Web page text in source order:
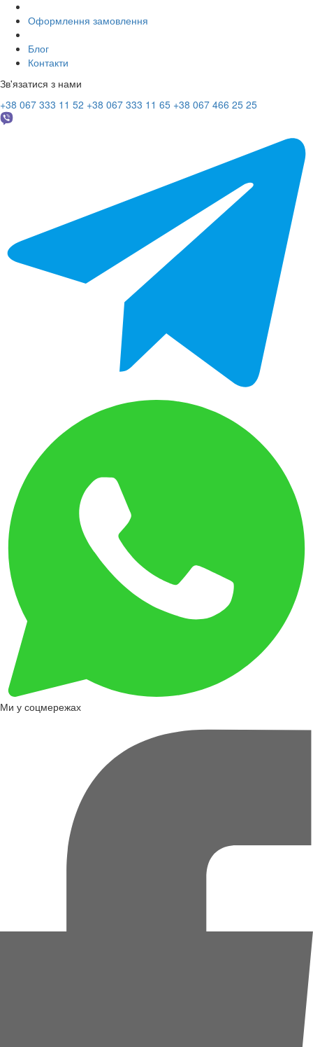
Оформлення замовлення
Блог
Контакти
Зв'язатися з нами
+38 067 333 11 52 +38 067 333 11 65 +38 067 466 25 25
Ми у соцмережах